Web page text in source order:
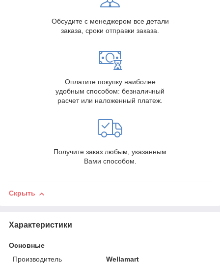
Обсудите с менеджером все детали
заказа, сроки отправки заказа.
Оплатите покупку наиболее
удобным способом: безналичный
расчет или наложенный платеж.
Получите заказ любым, указанным
Вами способом.
Скрыть
Характеристики
Основные
Производитель
Wellamart